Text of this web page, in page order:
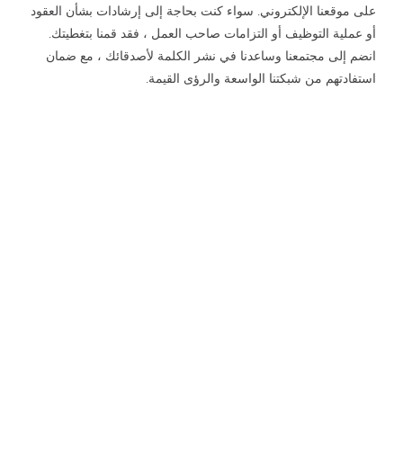
على موقعنا الإلكتروني. سواء كنت بحاجة إلى إرشادات بشأن العقود
أو عملية التوظيف أو التزامات صاحب العمل ، فقد قمنا بتغطيتك.
انضم إلى مجتمعنا وساعدنا في نشر الكلمة لأصدقائك ، مع ضمان
استفادتهم من شبكتنا الواسعة والرؤى القيمة.